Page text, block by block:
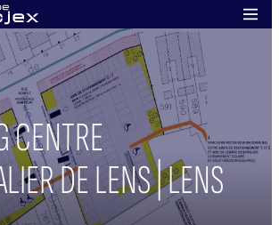
CENTRE
DE LENS | LENS